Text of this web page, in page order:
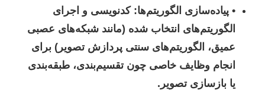
• پیاده‌سازی الگوریتم‌ها: کدنویسی و اجرای
الگوریتم‌های انتخاب شده (مانند شبکه‌های عصبی
عمیق، الگوریتم‌های سنتی پردازش تصویر) برای
انجام وظایف خاصی چون تقسیم‌بندی، طبقه‌بندی
یا بازسازی تصویر.